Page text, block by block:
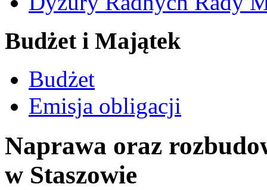
Budżet i Majątek
Budżet
Emisja obligacji
Naprawa oraz
w Staszowie